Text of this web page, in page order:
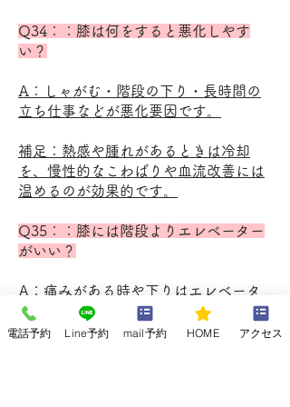
Q34：：膝は何をすると悪化しやす
い？
A：しゃがむ・階段の下り・長時間の
立ち仕事などが悪化要因です。
補足：熱感や腫れがあるときは冷却
を、慢性的なこわばりや血流改善には
温めるのが効果的です。
Q35：：膝には階段よりエレベーター
がいい？
A：痛みがある時や下りはエレベータ
ーの方が負担が少なく安全です。
電話予約 Line予約 mail予約 HOME アクセス